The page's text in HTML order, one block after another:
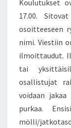
Koulutukset
17.00.
osoitteeseen
nimi. Viestiin
ilmoittaudut.
tai
osallistujat
voidaan
purkaa.
mölli/